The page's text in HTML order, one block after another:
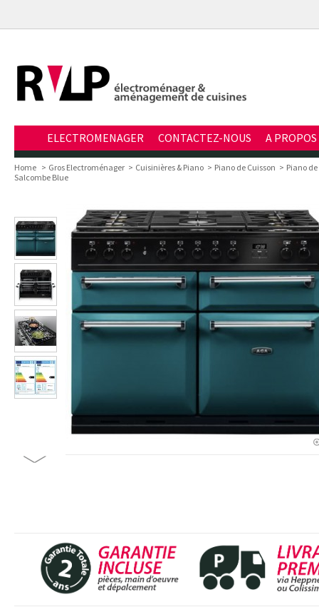
ELECTROMENAGER CONTACTEZ-NOUS A PROPOS
Home > Gros Electroménager > Cuisinières & Piano > Piano de Cuisson > Piano
Salcombe Blue